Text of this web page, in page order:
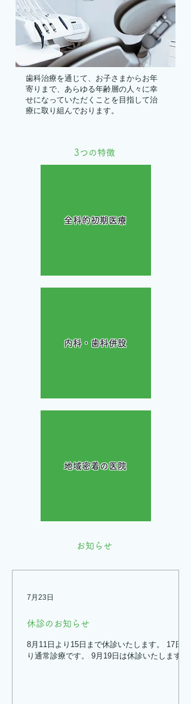
歯科治療を通じて、お子さまからお年
寄りまで、あらゆる年齢層の人々に幸
せになっていただくことを目指して治
療に取り組んでおります。
3つの特徴
全科的初期医療
内科・歯科併設
地域密着の医院
お知らせ
休診のお知らせ
8月11日より15日まで休診いたします。 17日よ
り通常診療です。 9月19日は休診いたします。
7月23日